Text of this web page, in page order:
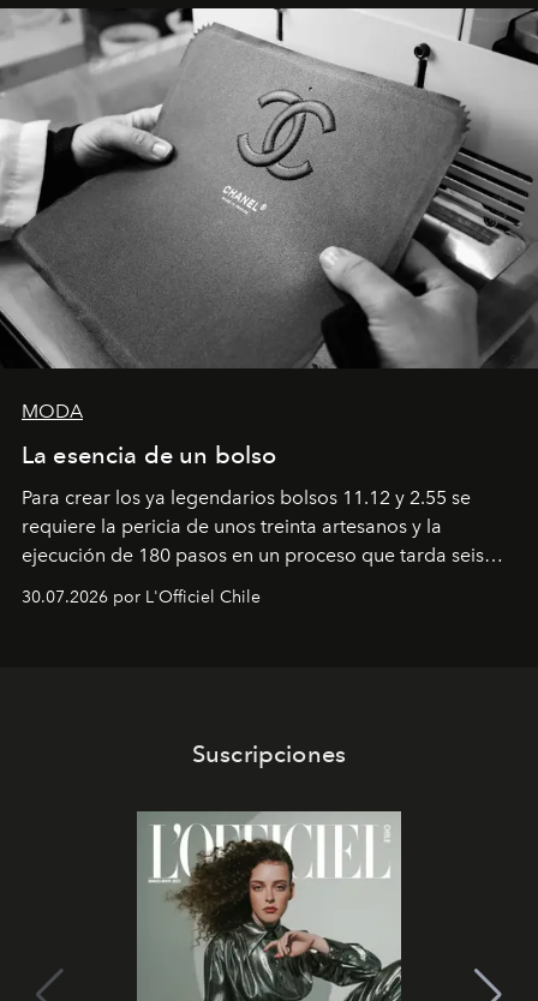
MODA
La esencia de un bolso
Para crear los ya legendarios bolsos 11.12 y 2.55 se
requiere la pericia de unos treinta artesanos y la
ejecución de 180 pasos en un proceso que tarda seis
semanas. Los expertos ponen en práctica una técnica
que se enseña solamente en la escuela de formación de
30.07.2026 por L'Officiel Chile
Suscripciones